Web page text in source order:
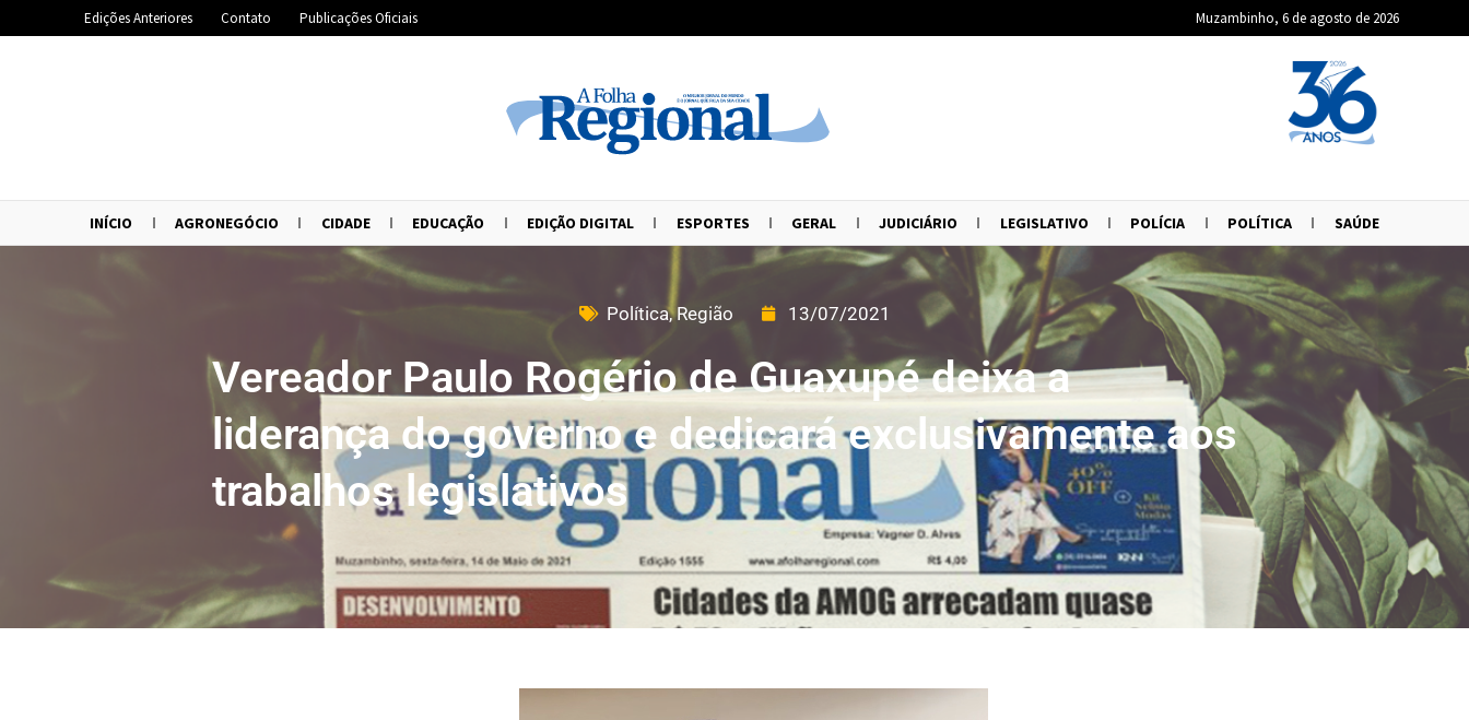
Edições Anteriores Contato Publicações Oficiais Muzambinho, 6 de agosto de 2026
INÍCIO AGRONEGÓCIO CIDADE EDUCAÇÃO EDIÇÃO DIGITAL ESPORTES GERAL JUDICIÁRIO LEGISLATIVO POLÍCIA POLÍTICA SAÚDE
Política,Região 13/07/2021
Vereador Paulo Rogério de Guaxupé deixa a
liderança do governo e dedicará exclusivamente aos
trabalhos legislativos